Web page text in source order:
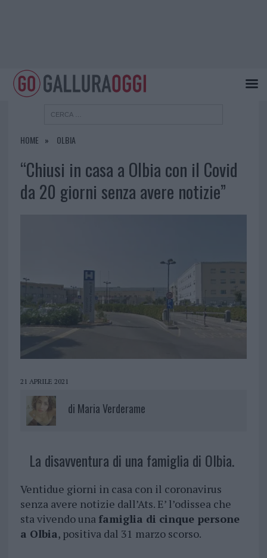
HOME OLBIA
“Chiusi in casa a Olbia con il Covid
da 20 giorni senza avere notizie”
21 APRILE 2021
di Maria Verderame
La disavventura di una famiglia di Olbia.
Ventidue giorni in casa con il coronavirus
senza avere notizie dall’Ats. E’ l’odissea che
sta vivendo una famiglia di cinque persone
a Olbia, positiva dal 31 marzo scorso.